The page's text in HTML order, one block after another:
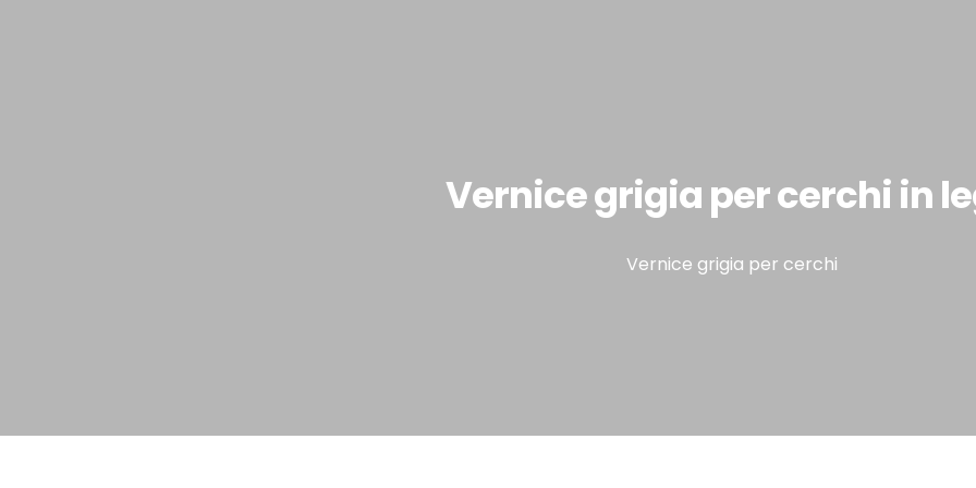
Vernice grigia per cerchi in
Vernice grigia per cerchi